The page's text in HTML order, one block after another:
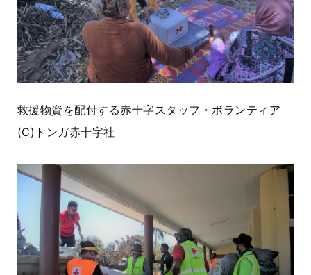
救援物資を配付する赤十字スタッフ・ボランティア
(C) トンガ赤十字社